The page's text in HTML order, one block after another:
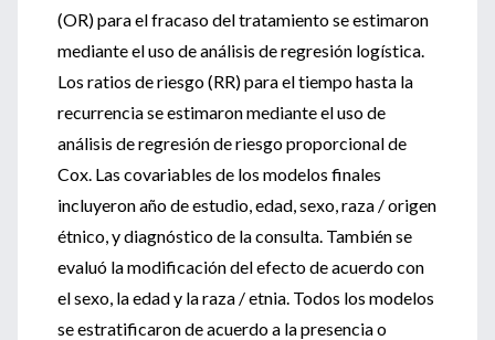
(OR) para el fracaso del tratamiento se estimaron
mediante el uso de análisis de regresión logística.
Los ratios de riesgo (RR) para el tiempo hasta la
recurrencia se estimaron mediante el uso de
análisis de regresión de riesgo proporcional de
Cox. Las covariables de los modelos finales
incluyeron año de estudio, edad, sexo, raza / origen
étnico, y diagnóstico de la consulta. También se
evaluó la modificación del efecto de acuerdo con
el sexo, la edad y la raza / etnia. Todos los modelos
se estratificaron de acuerdo a la presencia o